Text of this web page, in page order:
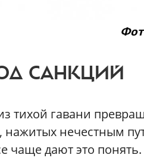
САНКЦИЙ
тихой гавани
нажитых нечестным
чаще дают это